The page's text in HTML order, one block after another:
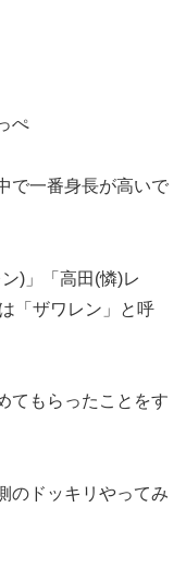
ぺ
で一番身長が高いで
)」「高田(憐)レ
「ザワレン」と呼
てもらったことをす
のドッキリやってみ